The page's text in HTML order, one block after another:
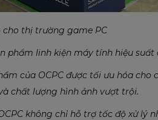
thị trường game PC
phẩm linh kiện máy tính hiệu suất
của OCPC được tối ưu hóa
chất lượng hình ảnh vượt trội.
không chỉ hỗ trợ tốc độ xử lý